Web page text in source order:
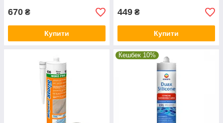
670 ₴
Купити
449 ₴
Купити
Кешбек 10%